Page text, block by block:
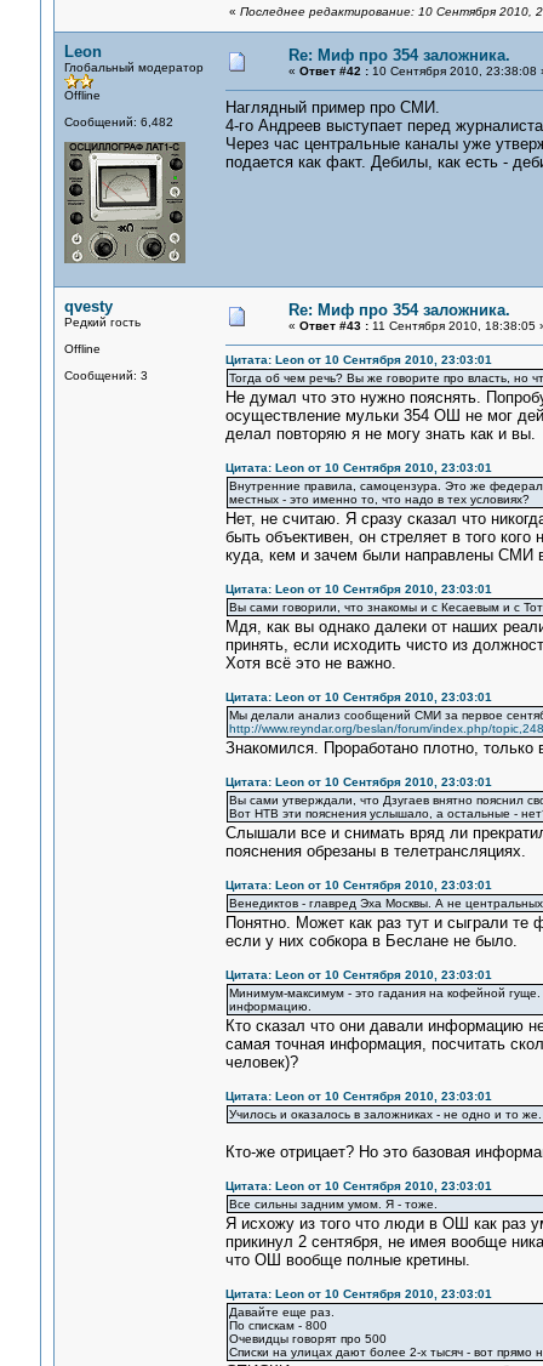
« Последнее редактирование: 10 Сентября 2010,
Leon
Глобальный модератор
Offline
Сообщений: 6,482
Re: Миф про 354 заложника.
« Ответ #42 :10 Сентября 2010, 23:38:08
Наглядный пример про СМИ.
4-го Андреев выступает перед
Через час центральные каналы уже
подается как факт. Дебилы, как есть -
qvesty
Редкий гость
Offline
Сообщений: 3
Re: Миф про 354 заложника.
« Ответ #43 :11 Сентября 2010, 18:38:05
Цитата: Leon от 10 Сентября 2010, 23:03:01
Тогда об чем речь? Вы же говорите про власть, но
Не думал что это нужно пояснять.
осуществление мульки 354 ОШ не мог
делал повторяю я не могу знать как и вы.
Цитата: Leon от 10 Сентября 2010, 23:03:01
Внутренние правила, самоцензура. Это же
местных - это именно то, что надо в тех условиях?
Нет, не считаю. Я сразу сказал что
быть объективен, он стреляет в того
куда, кем и зачем были направлены СМИ
Цитата: Leon от 10 Сентября 2010, 23:03:01
Вы сами говорили, что знакомы и с Кесаевым и с
Мдя, как вы однако далеки от наших
принять, если исходить чисто из
Хотя всё это не важно.
Цитата: Leon от 10 Сентября 2010, 23:03:01
Мы делали анализ сообщений СМИ за первое
http://www.reyndar.org/beslan/forum/index.php/
Знакомился. Проработано плотно,
Цитата: Leon от 10 Сентября 2010, 23:03:01
Вы сами утверждали, что Дзугаев внятно пояснил
Вот НТВ эти пояснения услышало, а остальные -
Слышали все и снимать вряд ли
пояснения обрезаны в телетрансляциях.
Цитата: Leon от 10 Сентября 2010, 23:03:01
Венедиктов - главред Эха Москвы. А не
Понятно. Может как раз тут и сыграли те
если у них собкора в Беслане не было.
Цитата: Leon от 10 Сентября 2010, 23:03:01
Минимум-максимум - это гадания на кофейной
информацию.
Кто сказал что они давали информацию
самая точная информация, посчитать
человек)?
Цитата: Leon от 10 Сентября 2010, 23:03:01
Училось и оказалось в заложниках - не одно и то же.
Кто-же отрицает? Но это базовая
Цитата: Leon от 10 Сентября 2010, 23:03:01
Все сильны задним умом. Я - тоже.
Я исхожу из того что люди в ОШ как раз
прикинул 2 сентября, не имея вообще
что ОШ вообще полные кретины.
Цитата: Leon от 10 Сентября 2010, 23:03:01
Давайте еще раз.
По спискам - 800
Очевидцы говорят про 500
Списки на улицах дают более 2-х тысяч - вот